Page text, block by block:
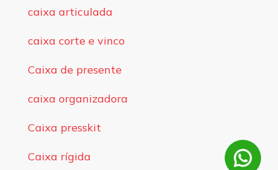
caixa articulada
caixa corte e vinco
Caixa de presente
caixa organizadora
Caixa presskit
Caixa rígida